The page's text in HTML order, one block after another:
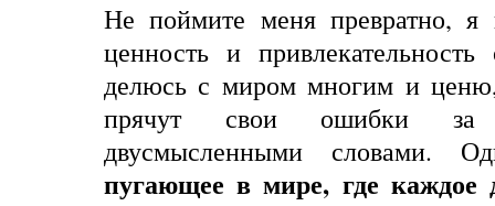
Не поймите меня превратно, я
ценность и
делюсь с миром многим и
прячут свои ошибки за
двусмысленными словами.
пугающее в мире, где каждое